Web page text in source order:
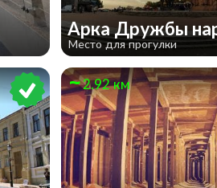
Арка Дружбы
Место для прогулки
2.92 км